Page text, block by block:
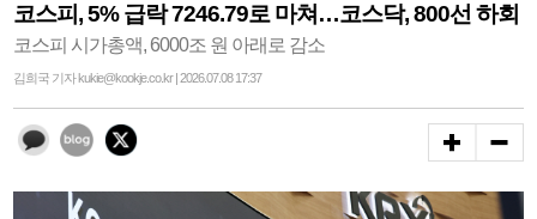
코스피, 5% 급락 7246.79로 마쳐…코스닥, 800선 하회
코스피 시가총액, 6000조 원 아래로 감소
김희국 기자 kukie@kookje.co.kr | 2026.07.08 17:37